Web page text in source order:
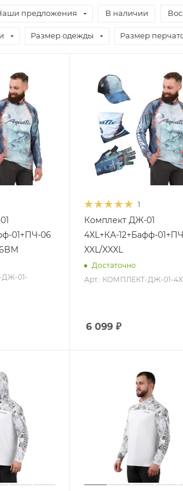
предложения В наличии
Размер одежды Размер
01+ПЧ-06
ДЖ-01-
1
Комплект ДЖ-01
4XL+КА-12+Бафф-
XXL/XXXL
Достаточно
Арт.: КОМПЛЕКТ-ДЖ-01-
6 099 ₽